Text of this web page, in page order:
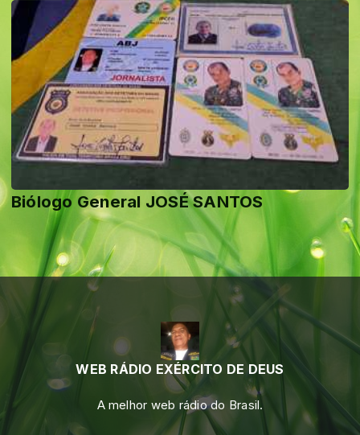
Biólogo General JOSÉ SANTOS
WEB RÁDIO EXÉRCITO DE DEUS
A melhor web rádio do Brasil.